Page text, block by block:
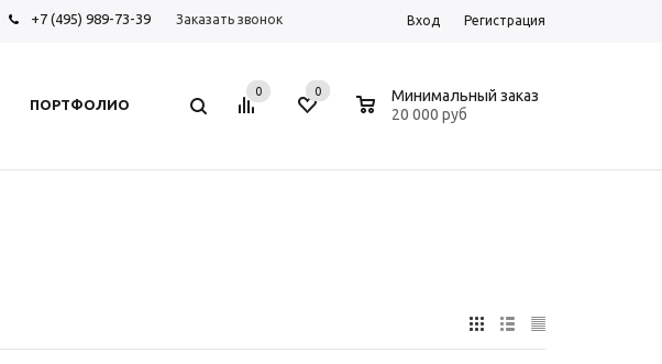
+7 (495) 989-73-39 Заказать звонок Вход Регистрация
ПОРТФОЛИО
0 0
Минимальный заказ
20 000 руб